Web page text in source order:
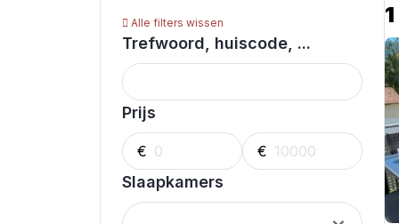
Alle filters wissen
Trefwoord, huiscode, ...
Prijs
€ €
Slaapkamers
1